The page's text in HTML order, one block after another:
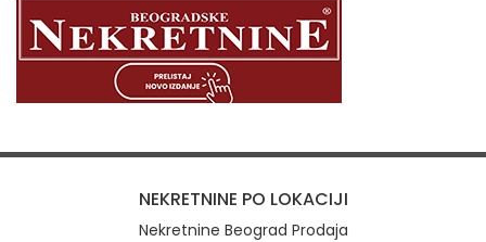
NEKRETNINE PO LOKACIJI
Nekretnine Beograd Prodaja